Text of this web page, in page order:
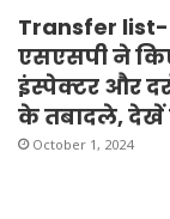
Transfer list-
एसएसपी ने
इंस्पेक्टर और
के तबादले, देखें
October 1, 2024